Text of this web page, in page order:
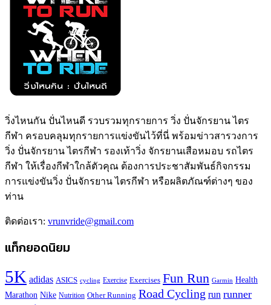
วิ่งไหนกัน ปั่นไหนดี รวบรวมทุกรายการ วิ่ง ปั่นจักรยาน ไตร
กีฬา ครอบคลุมทุกรายการแข่งขันไว้ที่นี่ พร้อมข่าวสารวงการ
วิ่ง ปั่นจักรยาน ไตรกีฬา รองเท้าวิ่ง จักรยานเสือหมอบ รถไตร
กีฬา ให้เรื่องกีฬาใกล้ตัวคุณ ต้องการประชาสัมพันธ์กิจกรรม
การแข่งขันวิ่ง ปั่นจักรยาน ไตรกีฬา หรือผลิตภัณฑ์ต่างๆ ของ
ท่าน
ติดต่อเรา: vrunvride@gmail.com
แท็กยอดนิยม
5K adidas ASICS cycling Exercise Exercises Fun Run Garmin Health
Marathon Nike Nutrition Other Running Road Cycling run runner